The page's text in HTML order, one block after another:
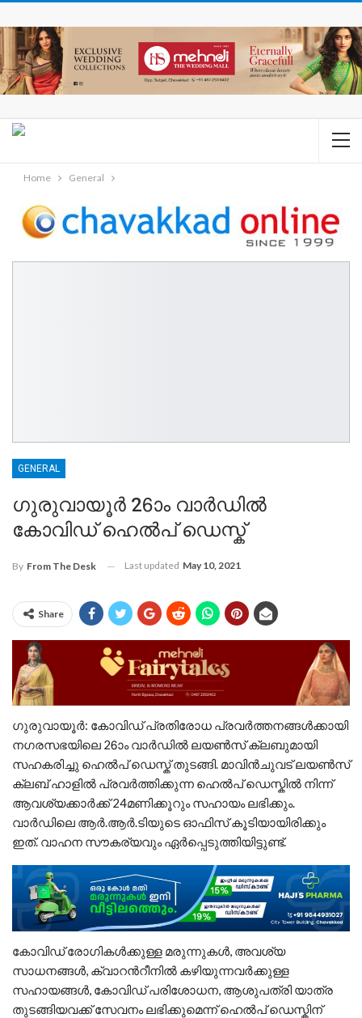
Home General
GENERAL
ഗുരുവായൂർ 26ാം വാർഡിൽ
കോവിഡ് ഹെൽപ് ഡെസ്ക്
By From The Desk Last updated May 10, 2021
Share
ഗുരുവായൂർ: കോവിഡ് പ്രതിരോധ പ്രവർത്തനങ്ങൾക്കായി
നഗരസഭയിലെ 26ാം വാർഡിൽ ലയൺസ് ക്ലബുമായി
സഹകരിച്ചു ഹെൽപ് ഡെസ്ക് തുടങ്ങി. മാവിൻചുവട് ലയൺസ്
ക്ലബ് ഹാളിൽ പ്രവർത്തിക്കുന്ന ഹെൽപ് ഡെസ്കിൽ നിന്ന്
ആവശ്യക്കാർക്ക് 24മണിക്കൂറും സഹായം ലഭിക്കും.
വാർഡിലെ ആർ.ആർ.ടിയുടെ ഓഫിസ് കൂടിയായിരിക്കും
ഇത്. വാഹന സൗകര്യവും ഏർപ്പെടുത്തിയിട്ടുണ്ട്.
കോവിഡ് രോഗികൾക്കുള്ള മരുന്നുകൾ, അവശ്യ
സാധനങ്ങൾ, ക്വാറൻറീനിൽ കഴിയുന്നവർക്കുള്ള
സഹായങ്ങൾ, കോവിഡ് പരിശോധന, ആശുപത്രി യാത്ര
തുടങ്ങിയവക്ക് സേവനം ലഭിക്കുമെന്ന് ഹെൽപ് ഡെസ്കിന്